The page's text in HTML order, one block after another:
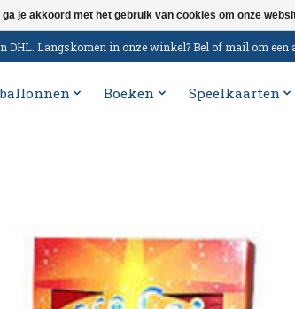
Langskomen in onze winkel? Bel of mail om een
Boeken Speelkaarten
je akkoord met het gebruik van cookies om onze